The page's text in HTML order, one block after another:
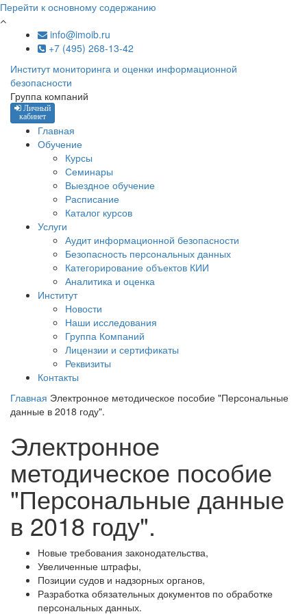
Перейти к основному содержанию
info@imoib.ru
+7 (495) 268-13-42
Институт мониторинга и оценки информационной
безопасности
Группа компаний
Личный
кабинет
Главная
Обучение
Курсы
Семинары
Выездное обучение
Расписание
Каталог курсов
Услуги
Аудит информационной безопасности
Безопасность персональных данных
Категорирование объектов КИИ
Аналитика и оценка
Институт
Новости
Наши исследования
Группа Компаний
Лицензии и сертификаты
Реквизиты
Контакты
Главная Электронное методическое пособие "Персональные
данные в 2018 году".
Электронное
методическое пособие
"Персональные данные
в 2018 году".
Новые требования законодательства,
Увеличенные штрафы,
Позиции судов и надзорных органов,
Разработка обязательных документов по обработке
персональных данных.